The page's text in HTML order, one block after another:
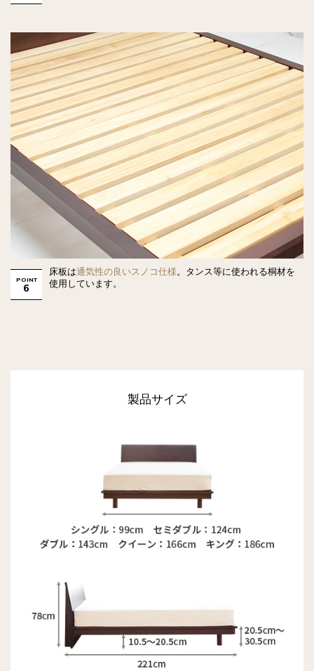
POINT
6
床板は通気性の良いスノコ仕様。タンス等に使われる桐材を
使用しています。
製品サイズ